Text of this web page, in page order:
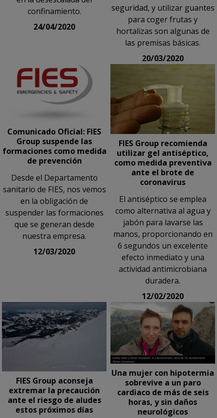
confinamiento.
24/04/2020
seguridad, y utilizar guantes
para coger frutas y
hortalizas son algunas de
las premisas básicas.
20/03/2020
Comunicado Oficial: FIES
Group suspende las
formaciones como medida
de prevención
Desde el Departamento
sanitario de FIES, nos vemos
en la obligación de
suspender las formaciones
que se generan desde
nuestra empresa.
12/03/2020
FIES Group recomienda
utilizar gel antiséptico,
como medida preventiva
ante el brote de
coronavirus
El antiséptico se emplea
como alternativa al agua y
jabón para lavarse las
manos, proporcionando en
6 segundos un excelente
efecto inmediato y una
actividad antimicrobiana
duradera.
12/02/2020
FIES Group aconseja
extremar la precaución
ante el riesgo de aludes
estos próximos días
Una mujer con hipotermia
sobrevive a un paro
cardiaco de más de seis
horas, y sin daños
neurológicos